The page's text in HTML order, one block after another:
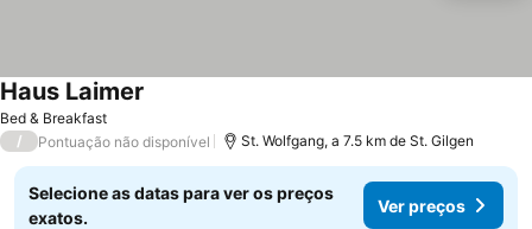
Bed & Breakfast
Haus Laimer
/ Pontuação não disponível St. Wolfgang, a 7.5 km de St. Gilgen
Selecione as datas para ver os preços
exatos.
Ver preços